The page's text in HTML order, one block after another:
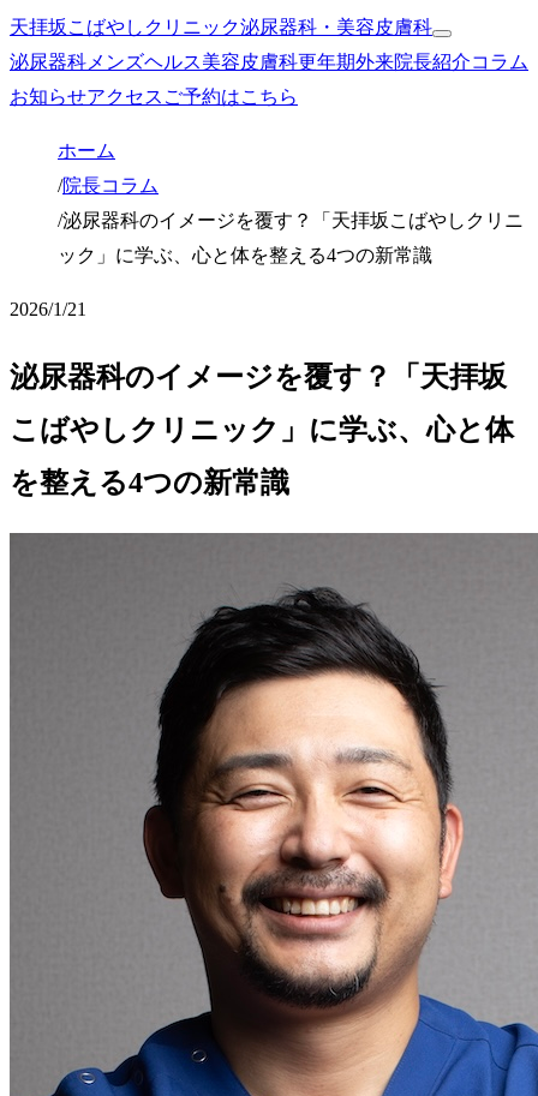
天拝坂こばやしクリニック泌尿器科・美容皮膚科
泌尿器科 メンズヘルス美容皮膚科更年期外来院長紹介コラム
お知らせアクセス ご予約はこちら
ホーム
/院長コラム
/泌尿器科のイメージを覆す？「天拝坂こばやしクリニ
ック」に学ぶ、心と体を整える4つの新常識
2026/1/21
泌尿器科のイメージを覆す？「天拝坂
こばやしクリニック」に学ぶ、心と体
を整える4つの新常識